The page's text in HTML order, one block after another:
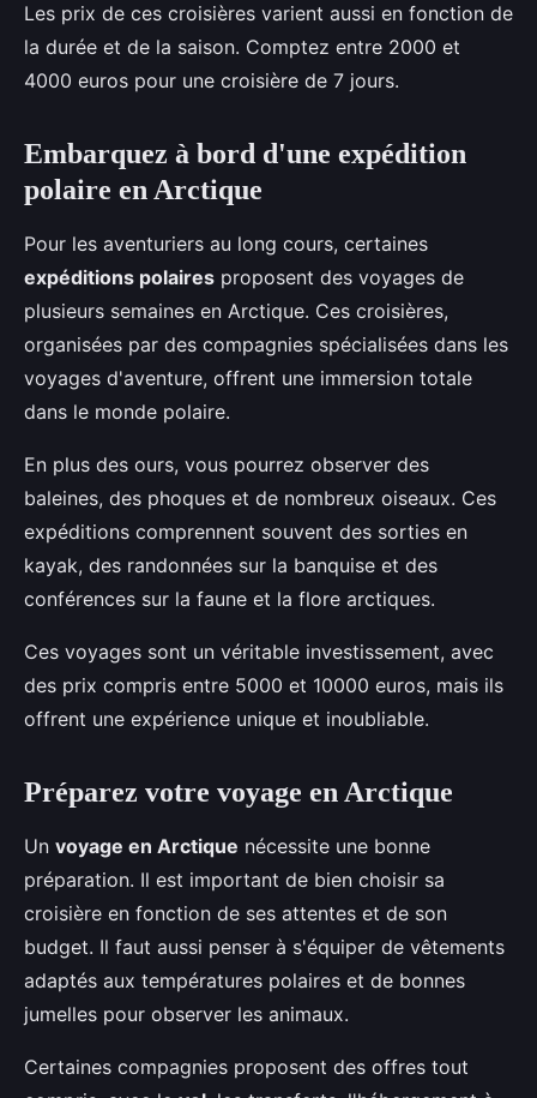
Les prix de ces croisières varient aussi en fonction de
la durée et de la saison. Comptez entre 2000 et
4000 euros pour une croisière de 7 jours.
Embarquez à bord d'une expédition
polaire en Arctique
Pour les aventuriers au long cours, certaines
expéditions polaires proposent des voyages de
plusieurs semaines en Arctique. Ces croisières,
organisées par des compagnies spécialisées dans les
voyages d'aventure, offrent une immersion totale
dans le monde polaire.
En plus des ours, vous pourrez observer des
baleines, des phoques et de nombreux oiseaux. Ces
expéditions comprennent souvent des sorties en
kayak, des randonnées sur la banquise et des
conférences sur la faune et la flore arctiques.
Ces voyages sont un véritable investissement, avec
des prix compris entre 5000 et 10000 euros, mais ils
offrent une expérience unique et inoubliable.
Préparez votre voyage en Arctique
Un voyage en Arctique nécessite une bonne
préparation. Il est important de bien choisir sa
croisière en fonction de ses attentes et de son
budget. Il faut aussi penser à s'équiper de vêtements
adaptés aux températures polaires et de bonnes
jumelles pour observer les animaux.
Certaines compagnies proposent des offres tout